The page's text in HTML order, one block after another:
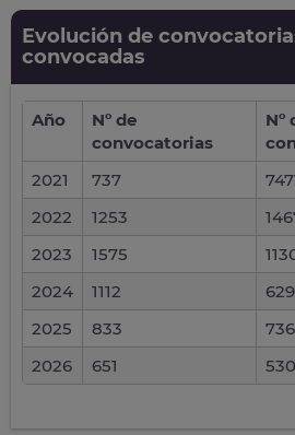
Evolución de
convocadas
Año
Nº de
convocatorias
Nº
2021
737
2022
1253
2023
1575
2024
1112
2025
833
2026
651